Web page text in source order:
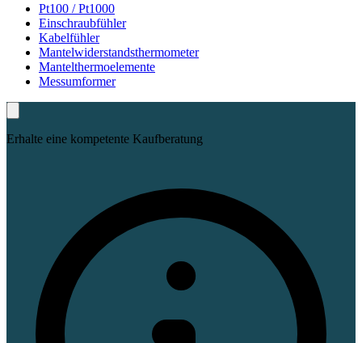
Pt100 / Pt1000
Einschraubfühler
Kabelfühler
Mantelwiderstandsthermometer
Mantelthermoelemente
Messumformer
Erhalte eine kompetente Kaufberatung